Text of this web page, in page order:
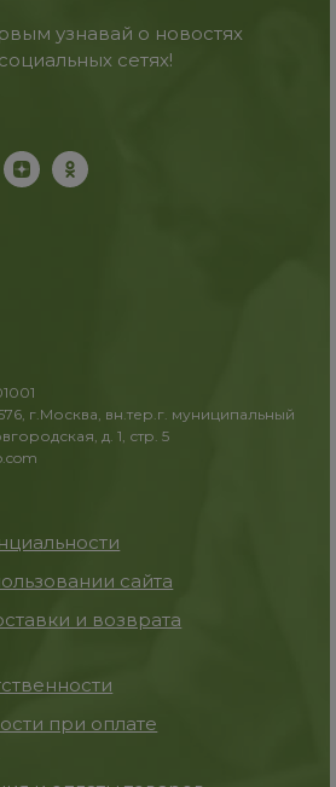
узнавай о новостях
сетях!
г.Москва, вн.тер.г. муниципальный
д. 1, стр. 5
сайта
и возврата
при оплате